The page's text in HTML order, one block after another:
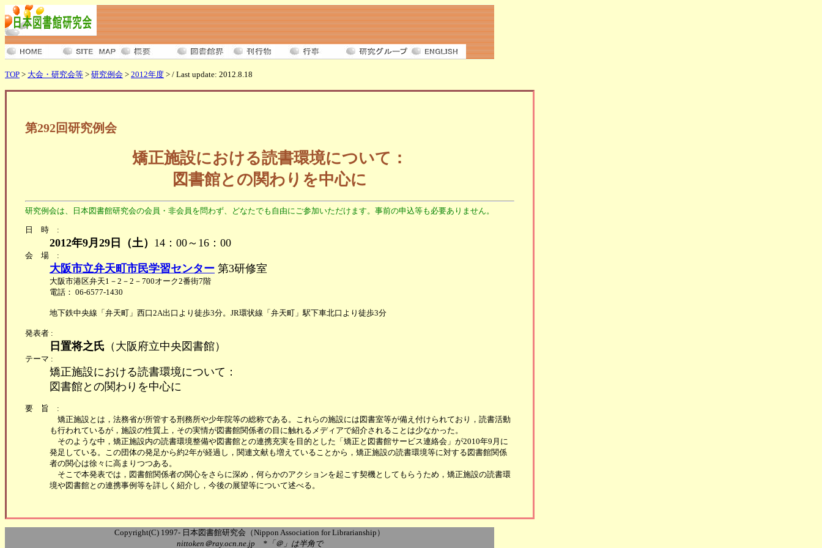
TOP > 大会・研究会等 > 研究例会 > 2012年度 > / Last update: 2012.8.18
第292回研究例会
矯正施設における読書環境について：
図書館との関わりを中心に
研究例会は、日本図書館研究会の会員・非会員を問わず、どなたでも自由にご参加いただけます。事前の申込等も必要ありません。
日時:
2012年9月29日（土） 14：00～16：00
会場:
大阪市立弁天町市民学習センター 第3研修室
大阪市港区弁天1－2－2－700オーク2番街7階
電話： 06-6577-1430
地下鉄中央線「弁天町」西口2A出口より徒歩3分。JR環状線「弁天町」駅下車北口より徒歩3分
発表者 :
日置将之氏 （大阪府立中央図書館）
テーマ :
矯正施設における読書環境について：
図書館との関わりを中心に
要旨:
矯正施設とは，法務省が所管する刑務所や少年院等の総称である。これらの施設には図書室等が備え付けられており，読書活動
も行われているが，施設の性質上，その実情が図書館関係者の目に触れるメディアで紹介されることは少なかった。
そのような中，矯正施設内の読書環境整備や図書館との連携充実を目的とした「矯正と図書館サービス連絡会」が2010年9月に
発足している。この団体の発足から約2年が経過し，関連文献も増えていることから，矯正施設の読書環境等に対する図書館関係
者の関心は徐々に高まりつつある。
そこで本発表では，図書館関係者の関心をさらに深め，何らかのアクションを起こす契機としてもらうため，矯正施設の読書環
境や図書館との連携事例等を詳しく紹介し，今後の展望等について述べる。
Copyright(C) 1997- 日本図書館研究会（Nippon Association for Librarianship）
nittoken＠ray.ocn.ne.jp *「＠」は半角で